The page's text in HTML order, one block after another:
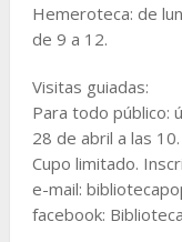
Hemeroteca: de
de 9 a 12.
Visitas guiadas:
Para todo público:
28 de abril a las 10.
Cupo limitado.
e-mail:
facebook: